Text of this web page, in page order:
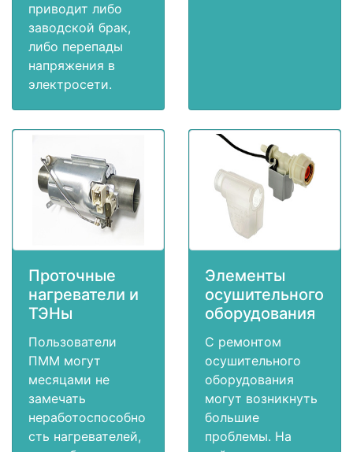
приводит либо
заводской брак,
либо перепады
напряжения в
электросети.
Проточные
нагреватели и
ТЭНы
Пользователи
ПММ могут
месяцами не
замечать
неработоспособно
сть нагревателей,
Элементы
осушительного
оборудования
С ремонтом
осушительного
оборудования
могут возникнуть
большие
проблемы. На